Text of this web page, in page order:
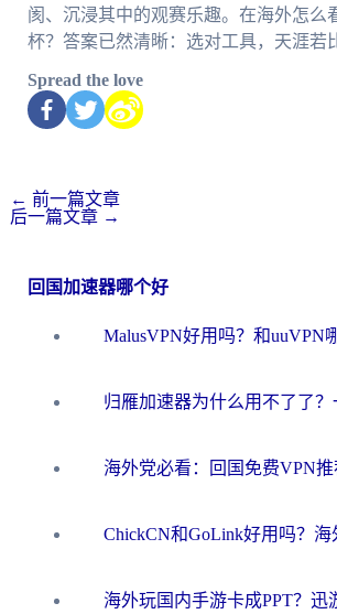
阂、沉浸其中的观赛乐趣。在海外怎么
杯？答案已然清晰：选对工具，天涯若
Spread the love
← 前一篇文章
后一篇文章 →
回国加速器哪个好